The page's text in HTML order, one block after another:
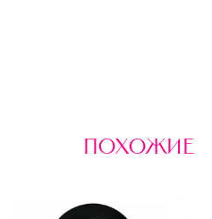
похожие